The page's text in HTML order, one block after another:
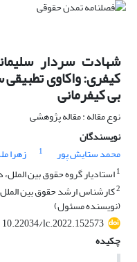
شهادت سردار
کیفری: واکاوی تطبیقی
بی کیفرمانی
نوع مقاله : مقاله پژوهشی
نویسندگان
محمد ستایش پور
1 زهرا
1استادیار گروه حقوق بین
2کارشناس ارشد حقوق بین
(نویسنده مسئول)
10.22034/lc.2022.152573
چکیده